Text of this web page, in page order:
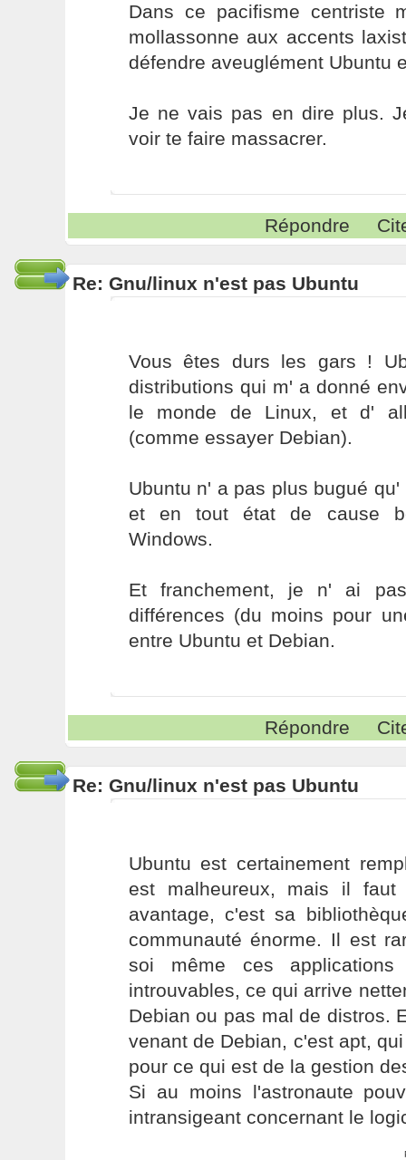
Dans ce pacifisme centriste
mollassonne aux accents
défendre aveuglément Ubuntu
Je ne vais pas en dire plus.
voir te faire massacrer.
Répondre
Re: Gnu/linux n'est pas Ubuntu
Vous êtes durs les gars !
distributions qui m' a donné
le monde de Linux, et d'
(comme essayer Debian).
Ubuntu n' a pas plus bugué
et en tout état de cause
Windows.
Et franchement, je n' ai
différences (du moins pour
entre Ubuntu et Debian.
Répondre
Re: Gnu/linux n'est pas Ubuntu
Ubuntu est certainement
est malheureux, mais il
avantage, c'est sa
communauté énorme. Il est
soi même ces
introuvables, ce qui arrive
Debian ou pas mal de distros.
venant de Debian, c'est apt,
pour ce qui est de la gestion
Si au moins l'astronaute
intransigeant concernant le